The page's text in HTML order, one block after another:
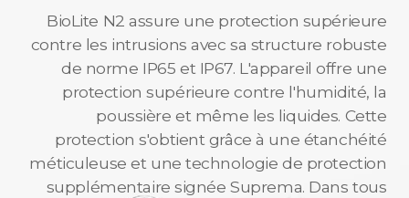
BioLite N2 assure une protection supérieure
contre les intrusions avec sa structure robuste
de norme IP65 et IP67. L'appareil offre une
protection supérieure contre l'humidité, la
poussière et même les liquides. Cette
protection s'obtient grâce à une étanchéité
méticuleuse et une technologie de protection
supplémentaire signée Suprema. Dans tous